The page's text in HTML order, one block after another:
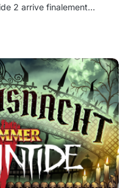
2 arrive finalement…